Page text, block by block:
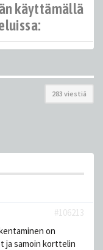
käyttämällä
283 viestiä
#106213
on
ja samoin korttelin